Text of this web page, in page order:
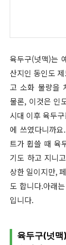
육두구(넛맥)는
산지인 동인도
고 소화 불량을
물론, 이것은 인
시대 이후 육두
에 쓰였다니까
트가 휩쓸 때 육
기도 하고 지니
상한 일이지만,
도 합니다.아래
입니다.
육두구(넛맥